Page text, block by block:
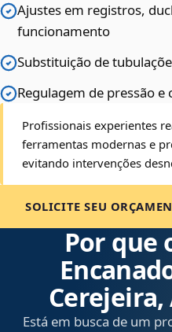
Ajustes em registros,
funcionamento
Substituição de
Regulagem de pressão
Profissionais experientes
ferramentas modernas e
evitando intervenções
SOLICITE SEU
Por que
Cerejeira,
Está em busca de um